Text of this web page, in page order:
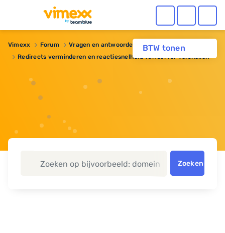
BTW tonen
Vimexx Forum Vragen en antwoorden
Webhosting
Redirects verminderen en reactiesnelheid van server versnellen
Zoeken